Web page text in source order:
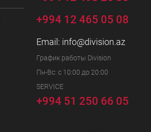
+994 12 465 05 08
Email: info@division.az
График работы Division
Пн-Вс: с 10:00 до 20:00
SERVICE
+994 51 250 66 05